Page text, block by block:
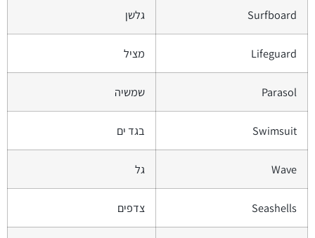
Surfboard גלשן
Lifeguard מציל
Parasol שמשיה
Swimsuit בגד ים
Wave גל
Seashells צדפים